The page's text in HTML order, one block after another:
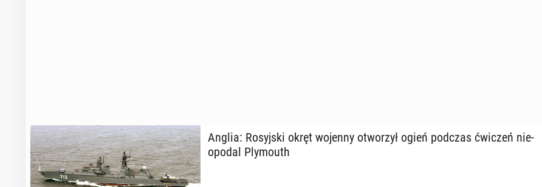
Anglia: Ro­syj­ski okręt wojenny otwo­rzył ogień podczas ćwiczeń nie­
opo­dal Ply­mo­uth